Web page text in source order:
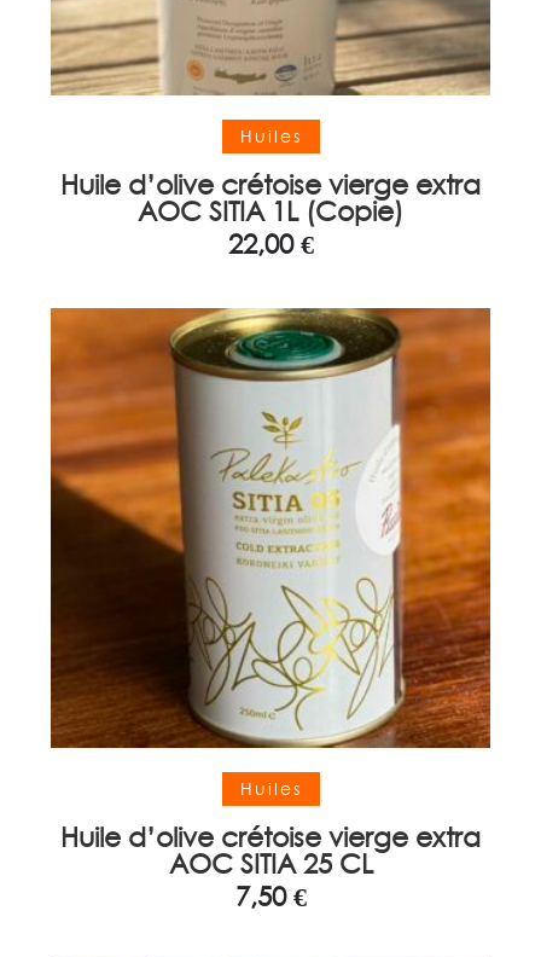
Ajouter au panier
Huiles
Huile d’olive crétoise vierge extra
AOC SITIA 1L (Copie)
22,00€
Ajouter au panier
Huiles
Huile d’olive crétoise vierge extra
AOC SITIA 25 CL
7,50€